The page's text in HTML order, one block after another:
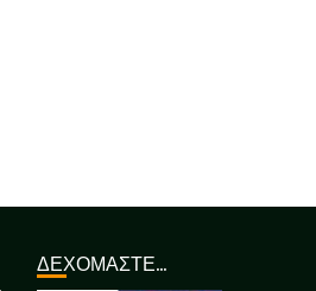
ΔΕΧΟΜΑΣΤΕ…